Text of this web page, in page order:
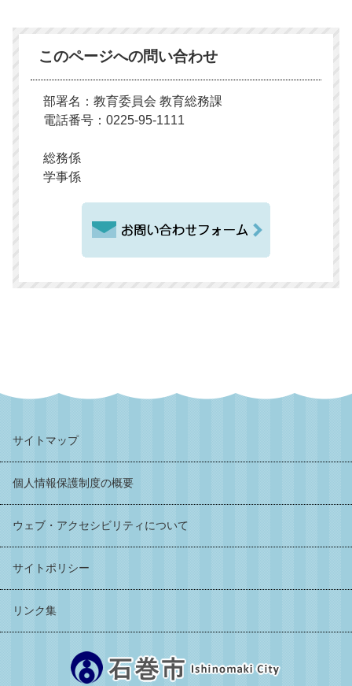
このページへの問い合わせ
部署名：教育委員会 教育総務課
電話番号：0225-95-1111
総務係
学事係
サイトマップ
個人情報保護制度の概要
ウェブ・アクセシビリティについて
サイトポリシー
リンク集